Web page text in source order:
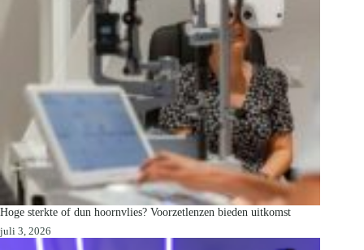
Hoge sterkte of dun hoornvlies? Voorzetlenzen bieden uitkomst
juli 3, 2026